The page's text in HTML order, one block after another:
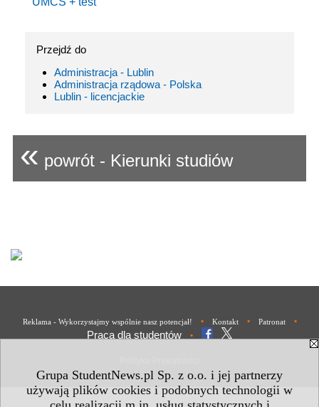
Grupa StudentNews.pl Sp. z o.o. i jej partnerzy
używają plików cookies i podobnych technologii w
Przejdź do
Administracja - Lublin
Administracja rządowa - Polska
Lublin - licencjackie
« powrót - Kierunki studiów
Reklama - Wykorzystajmy wspólnie nasz potencjał! • Kontakt • Patronat •
Praca dla studentów •